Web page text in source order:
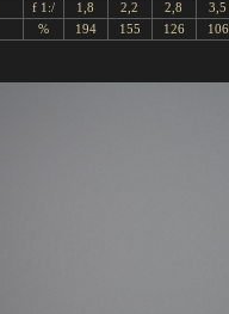
f 1:/ 1,8 2,2 2,8
3,5
% 194 155 126 106